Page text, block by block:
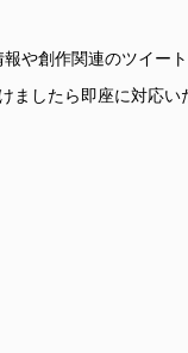
や創作関連のツイート
ましたら即座に対応い